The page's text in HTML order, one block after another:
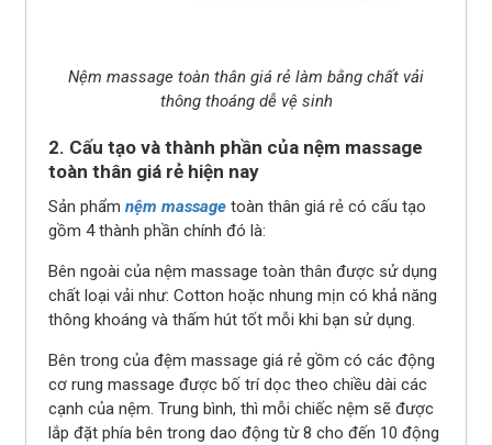
Nệm massage toàn thân giá rẻ làm bằng chất vải
thông thoáng dễ vệ sinh
2. Cấu tạo và thành phần của nệm massage
toàn thân giá rẻ hiện nay
Sản phẩm nệm massage toàn thân giá rẻ có cấu tạo
gồm 4 thành phần chính đó là:
Bên ngoài của nệm massage toàn thân được sử dụng
chất loại vải như: Cotton hoặc nhung mịn có khả năng
thông khoáng và thấm hút tốt mỗi khi bạn sử dụng.
Bên trong của đệm massage giá rẻ gồm có các động
cơ rung massage được bố trí dọc theo chiều dài các
cạnh của nệm. Trung bình, thì mỗi chiếc nệm sẽ được
lắp đặt phía bên trong dao động từ 8 cho đến 10 động